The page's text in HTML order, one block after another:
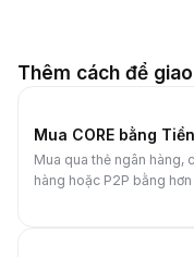
Thêm cách để
Mua CORE bằng
Mua qua thẻ ngân hàng,
hàng hoặc P2P bằng